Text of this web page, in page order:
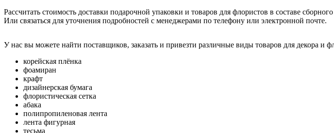
Рассчитать стоимость доставки подарочной упаковки и товаров для флористов в составе
Или связаться для уточнения подробностей с менеджерами по телефону или электронной почте.
У нас вы можете найти поставщиков, заказать и привезти различные виды товаров для декора и
корейская плёнка
фоамиран
крафт
дизайнерская бумага
флористическая сетка
абака
полипропиленовая лента
лента фигурная
тесьма